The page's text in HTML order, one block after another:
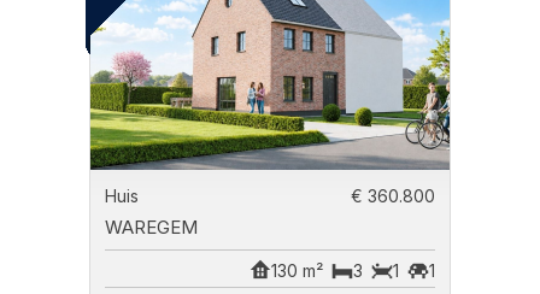
Huis € 360.800
WAREGEM
1
1
3
130 m²